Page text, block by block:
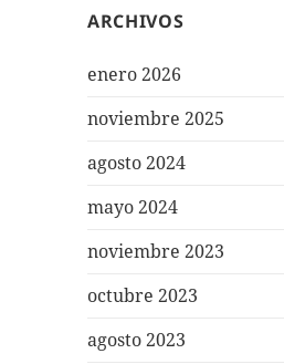
ARCHIVOS
enero 2026
noviembre 2025
agosto 2024
mayo 2024
noviembre 2023
octubre 2023
agosto 2023